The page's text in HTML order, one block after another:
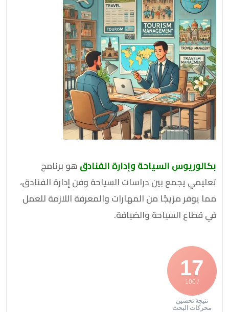
بكالوريوس السياحة وإدارة الفنادقهو برنامج
تعليمي يجمع بين دراسات السياحة وفن إدارة الفنادق،
مما يوفر مزيجًا من المهارات والمعرفة اللازمة للعمل
في قطاع السياحة والضيافة.
17
/ 100
نتيجة تحسين
محركات البحث